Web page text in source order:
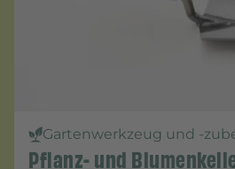
Gartenwerkzeug und -
Pflanz- und